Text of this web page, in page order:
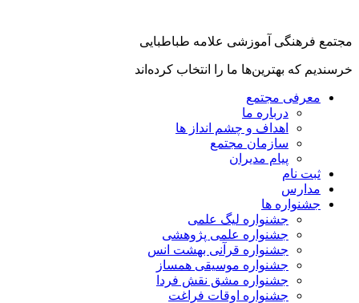
فرهنگی آموزشی علامه طباطبایی
که بهترین‌ها ما را انتخاب کرده‌اند
معرفی مجتمع
درباره ما
اهداف و چشم انداز ها
سازمان مجتمع
پیام مدیران
ثبت نام
مدارس
جشنواره ها
جشنواره لیگ علمی
جشنواره علمی پژوهشی
جشنواره قرآنی بهشت انس
جشنواره موسیقی همساز
جشنواره مشق نقش فردا
جشنواره اوقات فراغت